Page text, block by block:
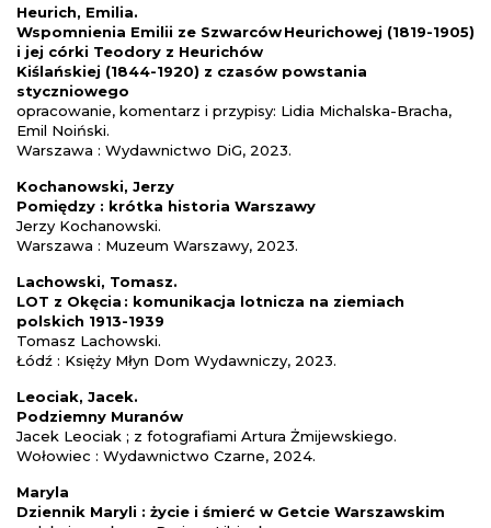
Heurich, Emilia.
Wspomnienia Emilii ze Szwarców Heurichowej (1819-1905)
i jej córki Teodory z Heurichów
Kiślańskiej (1844-1920) z czasów powstania
styczniowego
opracowanie, komentarz i przypisy: Lidia Michalska-Bracha,
Emil Noiński.
Warszawa : Wydawnictwo DiG, 2023.
Kochanowski, Jerzy
Pomiędzy : krótka historia Warszawy
Jerzy Kochanowski.
Warszawa : Muzeum Warszawy, 2023.
Lachowski, Tomasz.
LOT z Okęcia : komunikacja lotnicza na ziemiach
polskich 1913-1939
Tomasz Lachowski.
Łódź : Księży Młyn Dom Wydawniczy, 2023.
Leociak, Jacek.
Podziemny Muranów
Jacek Leociak ; z fotografiami Artura Żmijewskiego.
Wołowiec : Wydawnictwo Czarne, 2024.
Maryla
Dziennik Maryli : życie i śmierć w Getcie Warszawskim